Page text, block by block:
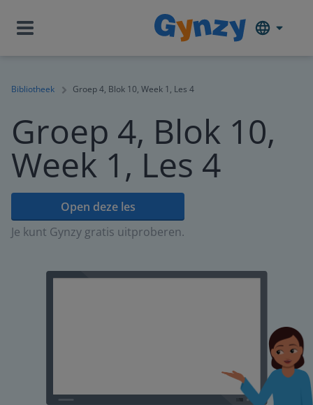
Bibliotheek Groep 4, Blok 10, Week 1, Les 4
Groep 4, Blok 10,
Week 1, Les 4
Open deze les
Je kunt Gynzy gratis uitproberen.